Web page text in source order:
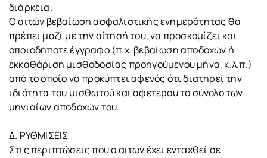
διάρκεια.
Ο αιτών βεβαίωση ασφαλιστικής ενημερότητας θα
πρέπει μαζί με την αίτησή του, να προσκομίζει και
οποιοδήποτε έγγραφο (π.χ. βεβαίωση αποδοχών ή
εκκαθάριση μισθοδοσίας προηγούμενου μήνα, κ.λ.π.)
από το οποίο να προκύπτει αφενός ότι διατηρεί την
ιδιότητα του μισθωτού και αφετέρου το σύνολο των
μηνιαίων αποδοχών του.
Δ. ΡΥΘΜΙΣΕΙΣ
Στις περιπτώσεις που ο αιτών έχει ενταχθεί σε